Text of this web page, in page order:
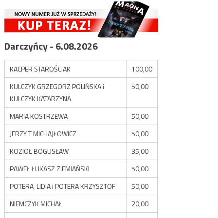
Darczyńcy - 6.08.2026
KACPER STAROŚCIAK
100,00
KULCZYK GRZEGORZ POLIŃSKA i
KULCZYK KATARZYNA
50,00
MARIA KOSTRZEWA
50,00
JERZY T MICHAJŁOWICZ
50,00
KOZIOŁ BOGUSŁAW
35,00
PAWEŁ ŁUKASZ ZIEMIAŃSKI
50,00
POTERA LIDIA i POTERA KRZYSZTOF
50,00
NIEMCZYK MICHAŁ
20,00